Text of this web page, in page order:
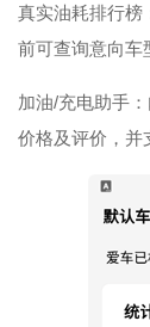
真实油耗排行榜
前可查询意向车
加油/充电助手
价格及评价，并